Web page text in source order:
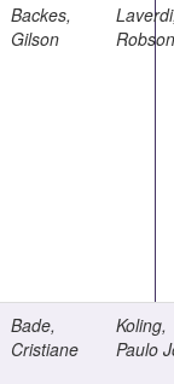
Backes,
Gilson
Robson
Bade,
Cristiane
Koling,
Paulo